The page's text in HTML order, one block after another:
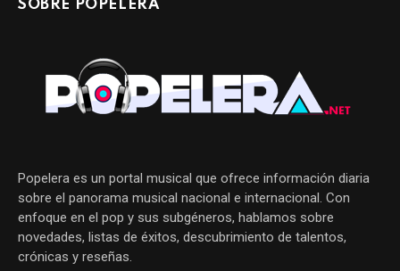
SOBRE POPELERA
Popelera es un portal musical que ofrece información diaria
sobre el panorama musical nacional e internacional. Con
enfoque en el pop y sus subgéneros, hablamos sobre
novedades, listas de éxitos, descubrimiento de talentos,
crónicas y reseñas.